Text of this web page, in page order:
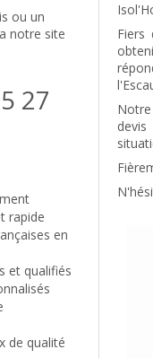
Fiers
ou un
notre site
27
rapide
en
et qualifiés
de qualité